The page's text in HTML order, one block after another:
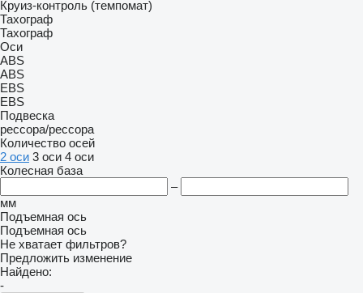
Круиз-контроль (темпомат)
Тахограф
Тахограф
Оси
ABS
ABS
EBS
EBS
Подвеска
рессора/рессора
Количество осей
2 оси 3 оси 4 оси
Колесная база
–
мм
Подъемная ось
Подъемная ось
Не хватает фильтров?
Предложить изменение
Найдено:
-